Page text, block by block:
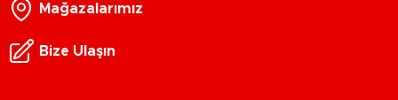
Mağazalarımız
Bize Ulaşın